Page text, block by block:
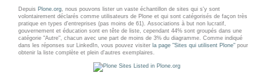
INFRASTRUCTURE
D'HÉBERGEMENT
Notre infrastructure DevOps
RECRUTEMENT
ACTU
Depuis Plone.org, nous pouvons lister un vaste échantillon de sites qui s'y sont
volontairement déclarés comme utilisateurs de Plone et qui sont catégorisés de façon très
pratique en types d'entreprises (pas moins de 61). Associations à but non lucratif,
gouvernement et éducation sont en tête de liste, cependant 44% sont groupés dans une
catégorie "Autre", chacun avec une part de moins de 3% du diagramme. Comme indiqué
dans les réponses sur LinkedIn, vous pouvez visiter la page "Sites qui utilisent Plone" pour
obtenir la liste complète et plein d'autres exemplaires.